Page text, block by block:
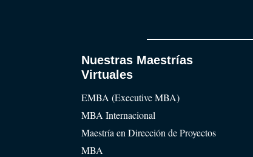
Nuestras Maestrías
Virtuales
EMBA (Executive MBA)
MBA Internacional
Maestría en Dirección de Proyectos
MBA